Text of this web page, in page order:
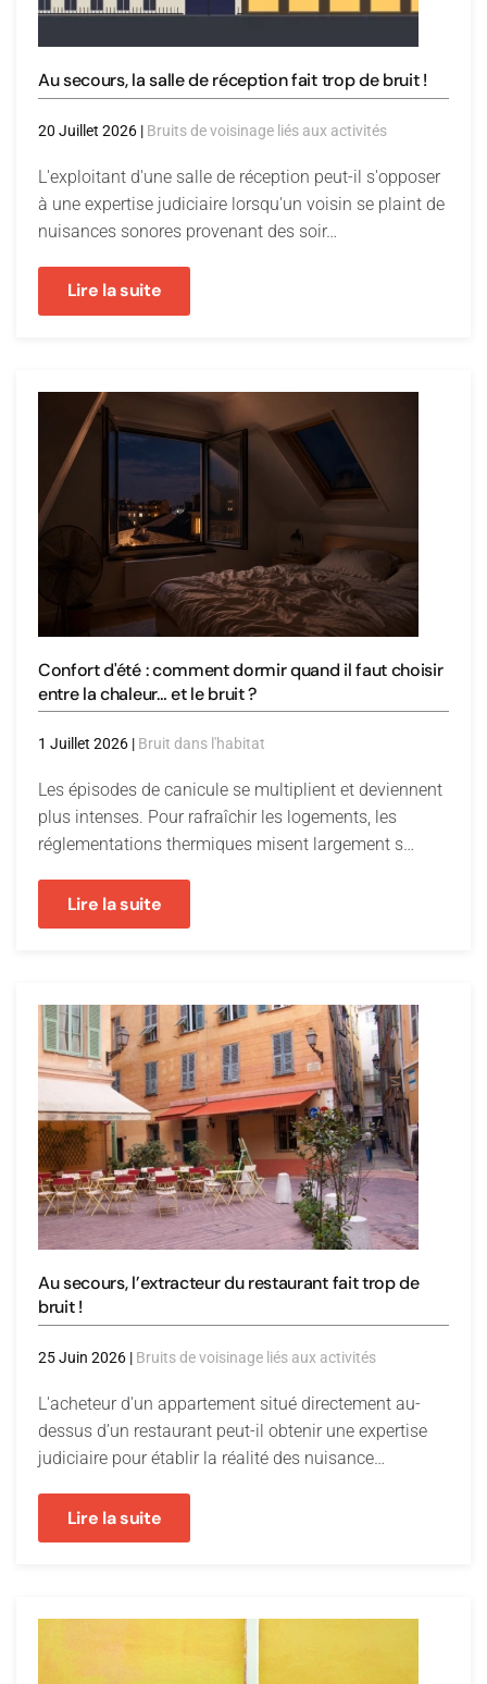
Au secours, la salle de réception fait trop de bruit !
20 Juillet 2026 | Bruits de voisinage liés aux activités
L'exploitant d'une salle de réception peut-il s'opposer
à une expertise judiciaire lorsqu'un voisin se plaint de
nuisances sonores provenant des soir…
Lire la suite
Confort d'été : comment dormir quand il faut choisir
entre la chaleur… et le bruit ?
1 Juillet 2026 | Bruit dans l'habitat
Les épisodes de canicule se multiplient et deviennent
plus intenses. Pour rafraîchir les logements, les
réglementations thermiques misent largement s…
Lire la suite
Au secours, l’extracteur du restaurant fait trop de
bruit !
25 Juin 2026 | Bruits de voisinage liés aux activités
L'acheteur d'un appartement situé directement au-
dessus d’un restaurant peut-il obtenir une expertise
judiciaire pour établir la réalité des nuisance…
Lire la suite